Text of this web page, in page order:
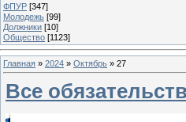
ФПУР [347]
Молодежь [99]
Должники [10]
Общество [1123]
Главная » 2024 » Октябрь » 27
Все